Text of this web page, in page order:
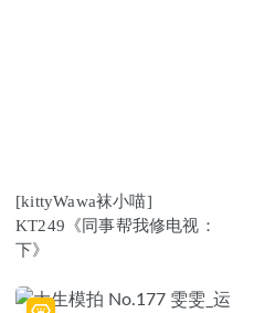
[kittyWawa袜小喵]
KT249《同事帮我修电视：
下》